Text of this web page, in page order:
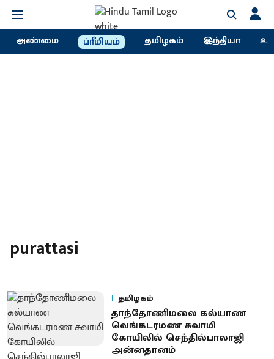
அண்மை ப்ரீமியம் தமிழகம் இந்தியா
purattasi
தமிழகம்
தாந்தோணிமலை கல்யாண
வெங்கடரமண சுவாமி
கோயிலில் செந்தில்பாலாஜி
அன்னதானம்